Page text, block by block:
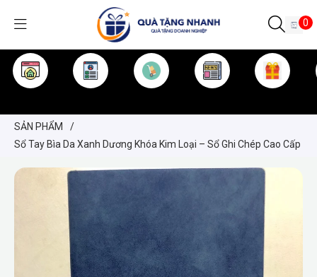
0
SẢN PHẨM
/
Sổ Tay Bìa Da Xanh Dương Khóa Kim Loại – Sổ Ghi Chép Cao Cấp